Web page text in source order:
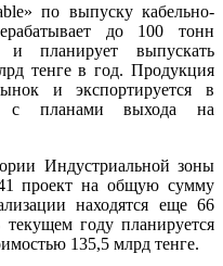
по выпуску кабельно-
до 100 тонн
планирует выпускать
тенге в год. Продукция
и экспортируется в
с планами выхода на
Индустриальной зоны
проект на общую сумму
находятся еще 66
году планируется
135,5 млрд тенге.